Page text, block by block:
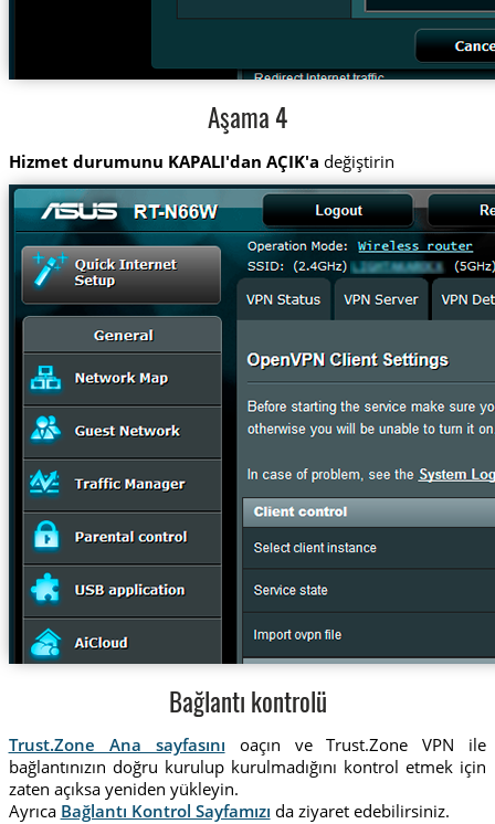
Aşama 4
Hizmet durumunu KAPALI'dan AÇIK'a değiştirin
Bağlantı kontrolü
Trust.Zone Ana sayfasını oaçın ve Trust.Zone VPN ile
bağlantınızın doğru kurulup kurulmadığını kontrol etmek için
zaten açıksa yeniden yükleyin.
Ayrıca Bağlantı Kontrol Sayfamızı da ziyaret edebilirsiniz.